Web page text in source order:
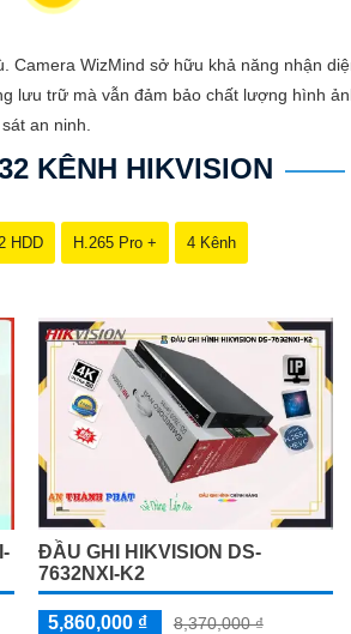
Camera Hikvision là sự lựa chọn lý
và rõ ràng. Bạn sẽ không bỏ lỡ bất kỳ
dàng cài đặt và vận hành mà không cần kỹ
chuyên cung cấp sản phẩm an ninh
nghiệp của bạn, mà còn là lựa chọn
đến sản phẩm Camera Hikvision giá rẻ và
WizMind sở hữu khả năng nhận
lưu trữ mà vẫn đảm bảo chất lượng hình
an ninh.
KÊNH HIKVISION
2 HDD H.265 Pro + 4 Kênh
ĐẦU GHI HIKVISION DS-
7632NXI-K2
5,860,000 ₫
8,370,000 ₫